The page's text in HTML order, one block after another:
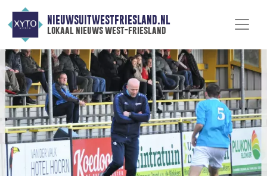
NIEUWSUITWESTFRIESLAND.NL
lokaal nieuws west-friesland